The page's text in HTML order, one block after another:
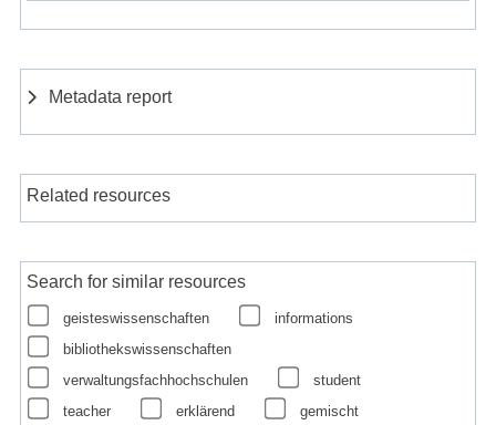
Metadata report
Related resources
Search for similar resources
geisteswissenschaften
informations
bibliothekswissenschaften
verwaltungsfachhochschulen
student
teacher
erklärend gemischt